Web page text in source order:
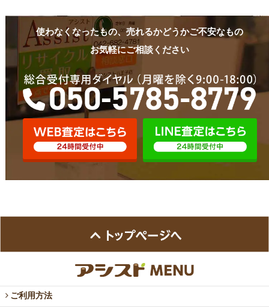
使わなくなったもの、売れるかどうかご不安なもの
お気軽にご相談ください
ご利用方法